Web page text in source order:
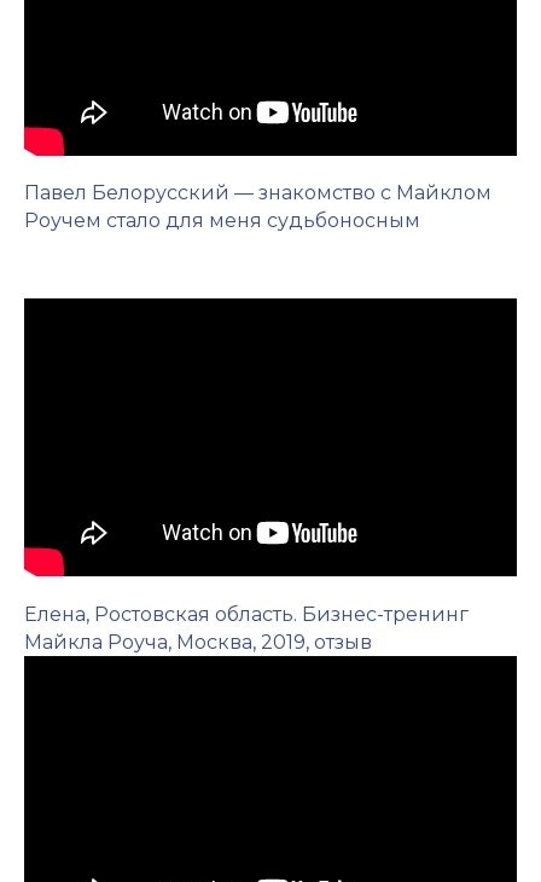
Павел Белорусский — знакомство с Майклом
Роучем стало для меня судьбоносным
Елена, Ростовская область. Бизнес-тренинг
Майкла Роуча, Москва, 2019, отзыв